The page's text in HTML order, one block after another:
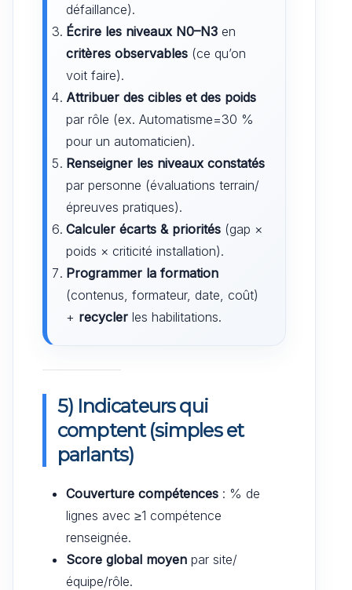
défaillance).
Écrire les niveaux N0–N3 en
critères observables (ce qu’on
voit faire).
Attribuer des cibles et des poids
par rôle (ex. Automatisme=30 %
pour un automaticien).
Renseigner les niveaux constatés
par personne (évaluations terrain/
épreuves pratiques).
Calculer écarts & priorités (gap ×
poids × criticité installation).
Programmer la formation
(contenus, formateur, date, coût)
+ recycler les habilitations.
5) Indicateurs qui
comptent (simples et
parlants)
Couverture compétences : % de
lignes avec ≥1 compétence
renseignée.
Score global moyen par site/
équipe/rôle.